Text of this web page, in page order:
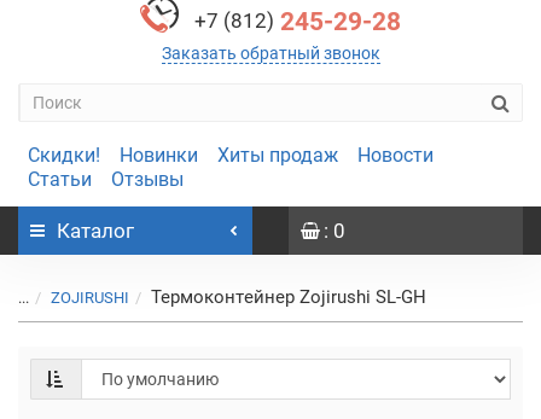
+7 (812) 245-29-28
Заказать обратный звонок
Скидки! Новинки Хиты продаж
Новости
Статьи
Отзывы
Каталог : 0
... ZOJIRUSHI Термоконтейнер Zojirushi SL-GH